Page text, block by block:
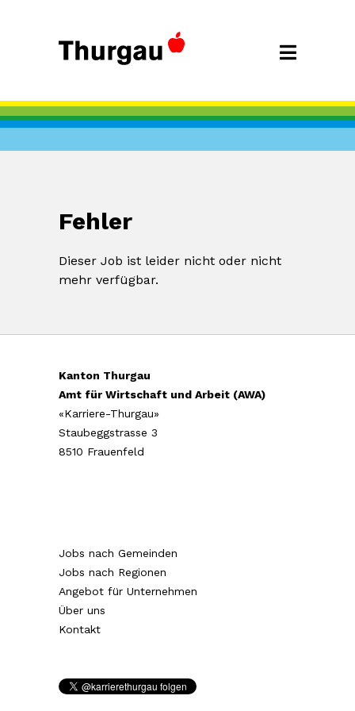
Fehler
Dieser Job ist leider nicht oder nicht
mehr verfügbar.
Kanton Thurgau
Amt für Wirtschaft und Arbeit (AWA)
«Karriere-Thurgau»
Staubeggstrasse 3
8510 Frauenfeld
Jobs nach Gemeinden
Jobs nach Regionen
Angebot für Unternehmen
Über uns
Kontakt